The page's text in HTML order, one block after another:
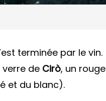
terminée par le vin.
verre de Cirò, un
et du blanc).